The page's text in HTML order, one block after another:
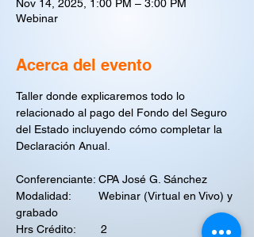
Nov 14, 2025, 1:00 PM – 3:00 PM
Webinar
Acerca del evento
Taller donde explicaremos todo lo
relacionado al pago del Fondo del Seguro
del Estado incluyendo cómo completar la
Declaración Anual.
Conferenciante: CPA José G. Sánchez
Modalidad:         Webinar (Virtual en Vivo) y
grabado
Hrs Crédito:        2